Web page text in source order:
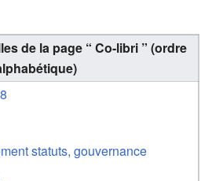
de la page “ Co-libri ” (ordre
statuts, gouvernance